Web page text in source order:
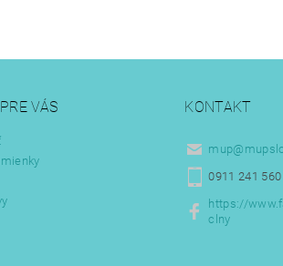
VÁS KONTAKT
mup@
0911 241 560
https://
clny